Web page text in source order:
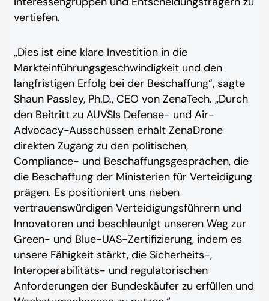
vertiefen.
„Dies ist eine klare Investition in die
Markteinführungsgeschwindigkeit und den
langfristigen Erfolg bei der Beschaffung“, sagte
Shaun Passley, Ph.D., CEO von ZenaTech. „Durch
den Beitritt zu AUVSIs Defense- und Air-
Advocacy-Ausschüssen erhält ZenaDrone
direkten Zugang zu den politischen,
Compliance- und Beschaffungsgesprächen, die
die Beschaffung der Ministerien für Verteidigung
prägen. Es positioniert uns neben
vertrauenswürdigen Verteidigungsführern und
Innovatoren und beschleunigt unseren Weg zur
Green- und Blue-UAS-Zertifizierung, indem es
unsere Fähigkeit stärkt, die Sicherheits-,
Interoperabilitäts- und regulatorischen
Anforderungen der Bundeskäufer zu erfüllen und